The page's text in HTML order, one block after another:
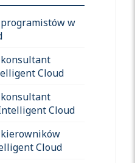
w
Cloud
Cloud
Cloud